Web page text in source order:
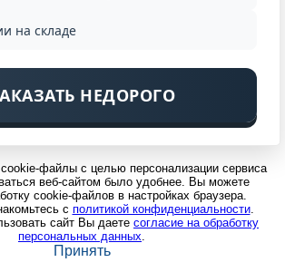
на складе
НЕДОРОГО
файлы с целью персонализации сервиса
веб-сайтом было удобнее. Вы можете
cookie-файлов в настройках браузера.
с политикой конфиденциальности.
сайт Вы даете согласие на обработку
персональных данных.
Принять